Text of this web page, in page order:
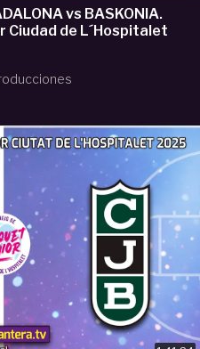
Ciudad de L´Hospitalet